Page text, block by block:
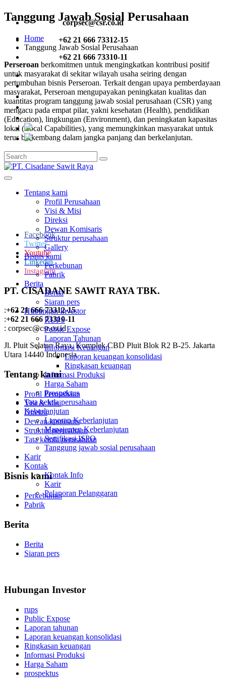
corpsec@csr.co.id
+62 21 666 73312-15
+62 21 666 73310-11
Tentang kami
Profil Perusahaan
Visi & Misi
Direksi
Dewan Komisaris
Struktur perusahaan
Gallery
Bisnis kami
Perkebunan
Pabrik
Berita
Berita
Siaran pers
Hubungan Investor
RUPS
Public Expose
Laporan Tahunan
Informasi Keuangan
Laporan keuangan konsolidasi
Ringkasan keuangan
Informasi Produksi
Harga Saham
Prospektus
Tata kelola perusahaan
Keberlanjutan
Laporan Keberlanjutan
Manajemen Keberlanjutan
Sertifikasi ISPO
Tanggung jawab sosial perusahaan
Karir
Kontak
Kontak Info
Karir
Pelaporan Pelanggaran
Tanggung Jawab Sosial Perusahaan
Home
Tanggung Jawab Sosial Perusahaan
Perseroan berkomitmen untuk mengingkatkan kontribusi positif
untuk masyarakat di sekitar wilayah usaha seiring dengan
pertumbuhan bisnis Perseroan. Terkait dengan upaya pemberdayaan
masyarakat, Perseroan mengupayakan peningkatan kualitas dan
kuantitas program tanggung jawab sosial perusahaan (CSR) yang
mengacu pada empat pilar, yakni kesehatan (Health), pendidikan
(Education), lingkungan (Environment), dan peningkatan kapasitas
lokal (Local Capabilities), yang memungkinkan masyarakat untuk
terus berkembang dalam jangka panjang dan berkelanjutan.
Facebook
Twitter
Youtube
Linkedin
Instagram
PT. CISADANE SAWIT RAYA TBK.
:+62 21 666 73312-15
:+62 21 666 73310-11
: corpsec@csr.co.id
Jl. Pluit Selatan Raya, Komplek CBD Pluit Blok R2 B-25. Jakarta
Utara 14440 Indonesia
Tentang kami
Profil Perusahaan
Visi & Misi
Direksi
Dewan komisaris
Struktur perusahaan
Tata kelola perusahaan
Bisnis kami
Perkebunan
Pabrik
Berita
Berita
Siaran pers
Hubungan Investor
rups
Public Expose
Laporan tahunan
Laporan keuangan konsolidasi
Ringkasan keuangan
Informasi Produksi
Harga Saham
prospektus